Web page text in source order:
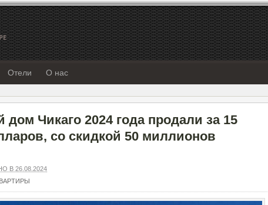
Отели О нас
Чикаго 2024 года продали за 15
со скидкой 50 миллионов
В 26.08.2024